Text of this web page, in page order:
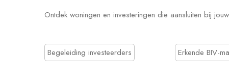
Ontdek woningen en investeringen die aansluiten bij
Begeleiding investeerders Erkende BIV-